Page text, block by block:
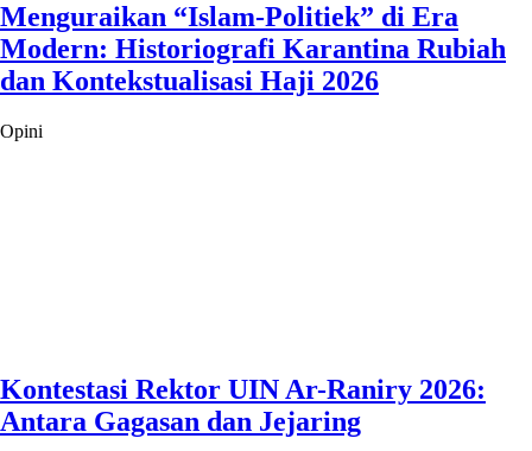
Menguraikan “Islam-Politiek” di Era
Modern: Historiografi Karantina Rubiah
dan Kontekstualisasi Haji 2026
Opini
Kontestasi Rektor UIN Ar-Raniry 2026:
Antara Gagasan dan Jejaring